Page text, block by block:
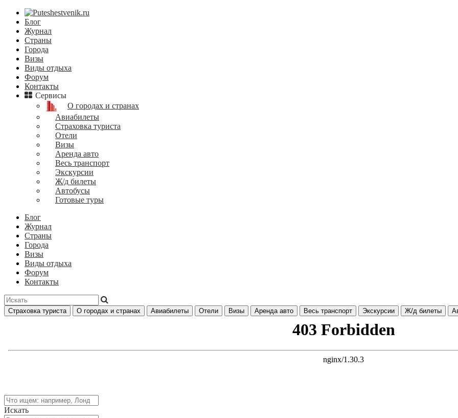
Блог
Журнал
Страны
Города
Визы
Виды отдыха
Форум
Контакты
Сервисы
О городах и странах
Авиабилеты
Страховка туриста
Отели
Визы
Аренда авто
Весь транспорт
Экскурсии
Ж/д билеты
Автобусы
Готовые туры
Блог
Журнал
Страны
Города
Визы
Виды отдыха
Форум
Контакты
Страховка туриста О городах и странах Авиабилеты Отели Визы Аренда авто Весь транспорт Экскурсии Ж/д билеты
Искать